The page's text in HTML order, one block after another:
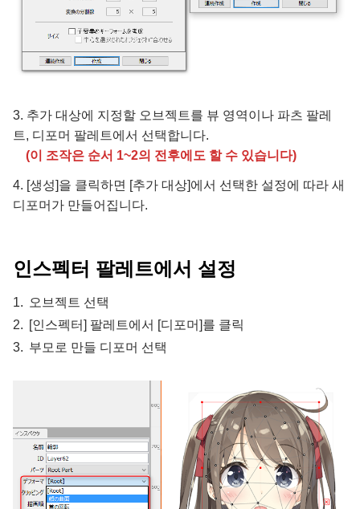
3. 추가 대상에 지정할 오브젝트를 뷰 영역이나 파츠 팔레
트, 디포머 팔레트에서 선택합니다.
(이 조작은 순서 1~2의 전후에도 할 수 있습니다)
4. [생성]을 클릭하면 [추가 대상]에서 선택한 설정에 따라 새
디포머가 만들어집니다.
인스펙터 팔레트에서 설정
오브젝트 선택
[인스펙터] 팔레트에서 [디포머]를 클릭
부모로 만들 디포머 선택